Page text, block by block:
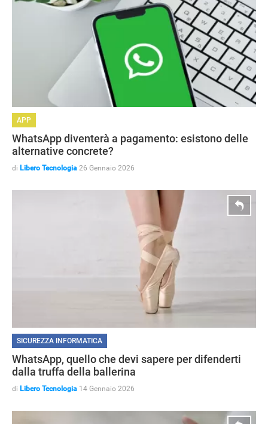
APP
WhatsApp diventerà a pagamento: esistono delle
alternative concrete?
di Libero Tecnologia 26 Gennaio 2026
SICUREZZA INFORMATICA
WhatsApp, quello che devi sapere per difenderti
dalla truffa della ballerina
di Libero Tecnologia 14 Gennaio 2026